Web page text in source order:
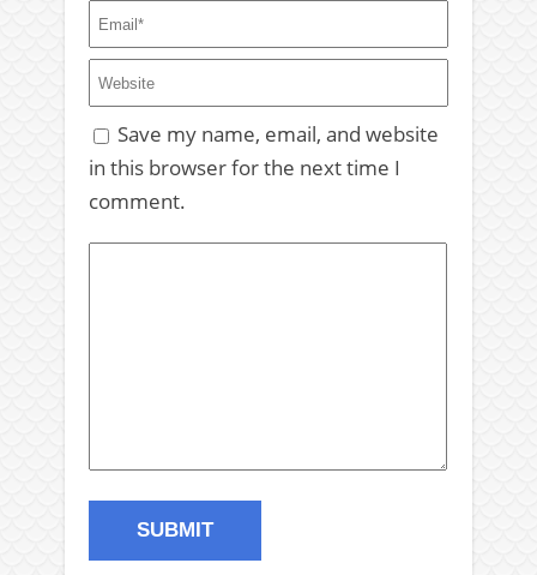
Save my name, email, and website
in this browser for the next time I
comment.